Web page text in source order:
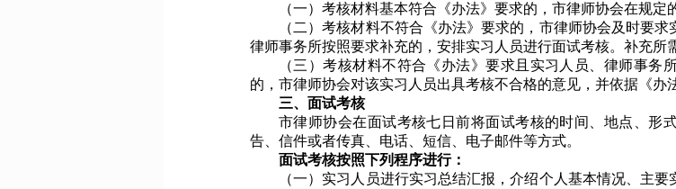
（一）考核材料基本符合《办法》要求的，市律师协会在规定
（二）考核材料不符合《办法》要求的，市律师协会及时要求
律师事务所按照要求补充的，安排实习人员进行面试考核。补充所
（三）考核材料不符合《办法》要求且实习人员、律师事务
的，市律师协会对该实习人员出具考核不合格的意见，并依据《办
三、面试考核
市律师协会在面试考核七日前将面试考核的时间、地点、形
告、信件或者传真、电话、短信、电子邮件等方式。
面试考核按照下列程序进行：
（一）实习人员进行实习总结汇报，介绍个人基本情况、主